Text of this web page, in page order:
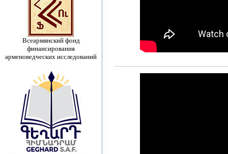
Всеармянский фонд
финансирования
арменоведческих исследований